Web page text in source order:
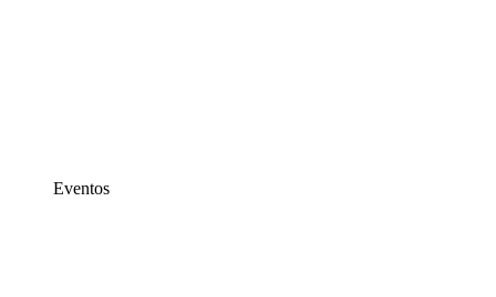
Eventos